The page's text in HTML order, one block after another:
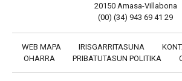
20150 Amasa-Villabona
(00) (34) 943 69 41 29
WEB MAPA IRISGARRITASUNA
OHARRA
PRIBATUTASUN POLITIKA